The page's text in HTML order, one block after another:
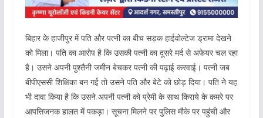
बिहार के हाजीपुर में पति और पत्नी का बीच सड़क हाईवोल्टेज ड्रामा देखने
को मिला। पति का आरोप है कि उसकी पत्नी का दूसरे मर्द से अफेयर चल रहा
है। उसने अपनी पुश्तैनी जमीन बेचकर पत्नी की पढ़ाई करवाई। पत्नी जब
बीपीएससी शिक्षिका बन गई तो उसने पति और बेटे को छोड़ दिया। पति ने यह
भी दावा किया है कि उसने अपनी पत्नी को प्रेमी के साथ किराये के कमरे पर
आपत्तिजनक हालत में पकड़ा। सूचना मिलने पर पुलिस मौके पर पहुंची और